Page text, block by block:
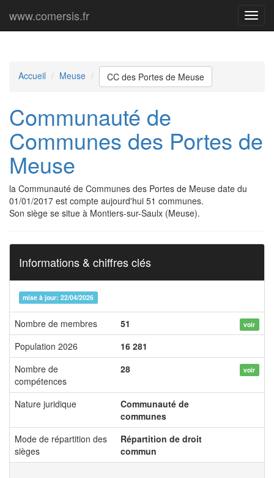
Menu
www.comersis.fr
Accueil Meuse CC des Portes de Meuse
Communauté de
Communes des Portes de
Meuse
la Communauté de Communes des Portes de Meuse date du
01/01/2017 est compte aujourd'hui 51 communes.
Son siège se situe à Montiers-sur-Saulx (Meuse).
Informations & chiffres clés
mise à jour: 22/04/2026
Nombre de membres 51 voir
Population 2026
16 281
Nombre de
compétences
28 voir
Nature juridique
Communauté de
communes
Mode de répartition des
sièges
Répartition de droit
commun